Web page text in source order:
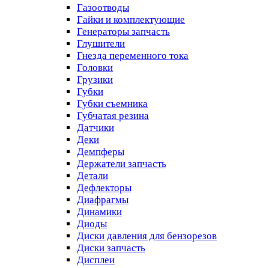
Газоотводы
Гайки и комплектующие
Генераторы запчасть
Глушители
Гнезда переменного тока
Головки
Грузики
Губки
Губки съемника
Губчатая резина
Датчики
Деки
Демпферы
Держатели запчасть
Детали
Дефлекторы
Диафрагмы
Динамики
Диоды
Диски давления для бензорезов
Диски запчасть
Дисплеи